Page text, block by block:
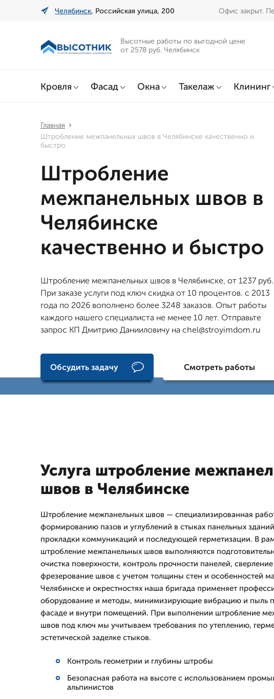
Челябинск, Российская улица, 200 Офис закрыт.
Высотные работы по выгодной цене
от 2578 руб. Челябинск
Кровля Фасад Окна Такелаж Клининг
Главная
Штробление межпанельных швов в Челябинске качественно и
быстро
Штробление
межпанельных швов в
Челябинске
качественно и быстро
Штробление межпанельных швов в Челябинске, от 1237 руб.
При заказе услуги под ключ скидка от 10 процентов. с 2013
года по 2026 вополнено более 3248 заказов. Опыт работы
каждого нашего специалиста не менее 10 лет. Отправьте
запрос КП Дмитрию Данииловичу на chel@stroyimdom.ru
Обсудить задачу Смотреть работы
Услуга штробление
швов в Челябинске
Штробление межпанельных швов — специализированная
формированию пазов и углублений в стыках панельных
прокладки коммуникаций и последующей герметизации. В
штробление межпанельных швов выполняются
очистка поверхности, контроль прочности панелей,
фрезерование швов с учетом толщины стен и особенностей
Челябинске и окрестностях наша бригада применяет
оборудование и методы, минимизирующие вибрацию и пыль
фасаде и внутри помещений. При выполнении штробление
швов под ключ мы учитываем требования по утеплению,
эстетической заделке стыков.
Контроль геометрии и глубины штробы
Безопасная работа на высоте с использованием
альпинистов